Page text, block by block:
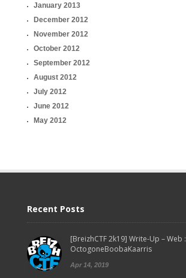
January 2013
December 2012
November 2012
October 2012
September 2012
August 2012
July 2012
June 2012
May 2012
Recent Posts
[BreizhCTF 2k19] Write-Up – Web :
OctogoneBoobaKaarris
Apr 14, 2019